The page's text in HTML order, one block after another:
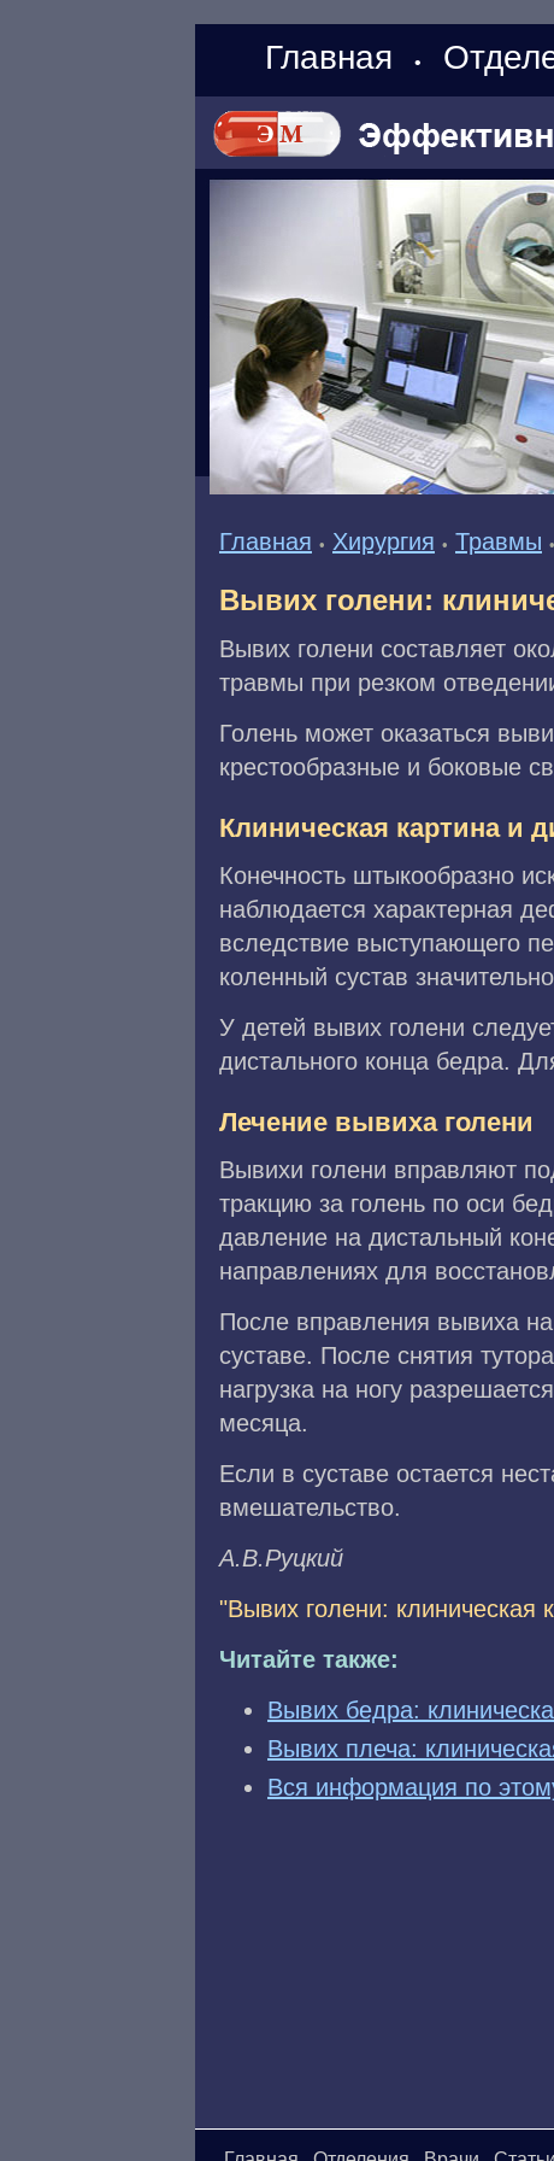
Главная •
Главная • Хирургия • Травмы •
Вывих голени:
Вывих голени составляет
травмы при резком
Голень может оказаться
крестообразные и боковые
Клиническая картина и
Конечность штыкообразно
наблюдается характерная
вследствие выступающего
коленный сустав
У детей вывих голени
дистального конца бедра.
Лечение вывиха голени
Вывихи голени вправляют
тракцию за голень по оси
давление на дистальный
направлениях для
После вправления вывиха
суставе. После снятия
нагрузка на ногу
месяца.
Если в суставе остается
вмешательство.
A.B.Pyцкий
"Вывих голени: клиническая
Читайте также:
Вывих бедра:
Вывих плеча:
Вся информация по